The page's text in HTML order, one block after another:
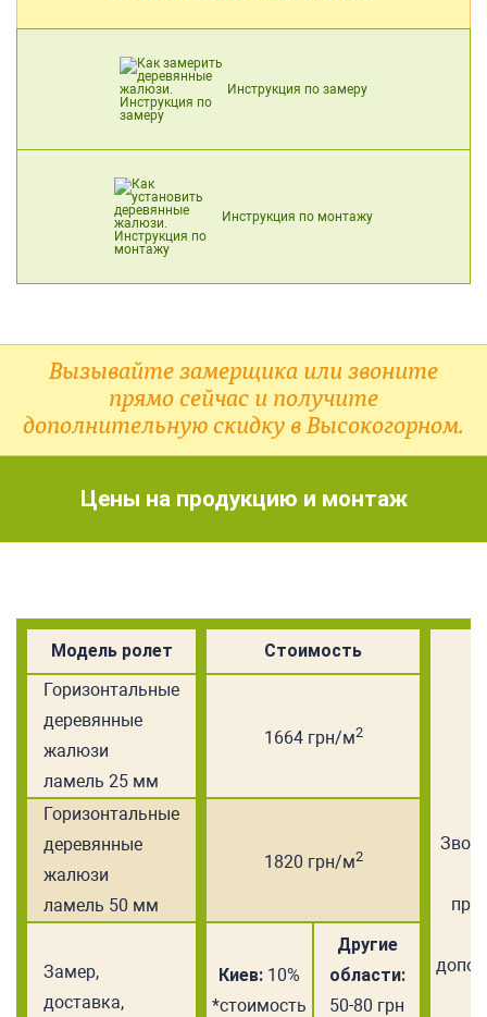
Инструкция по замеру
Инструкция по монтажу
Вызывайте замерщика или звоните
прямо сейчас и получите
дополнительную скидку в Высокогорном.
Цены на продукцию и монтаж
Модель ролет Стоимость
Горизонтальные
деревянные
жалюзи
ламель 25 мм
1664 грн/м2
Горизонтальные
деревянные
жалюзи
ламель 50 мм
1820 грн/м2
Замер,
доставка,
Киев: 10%
*стоимость
Другие
области:
50-80 грн